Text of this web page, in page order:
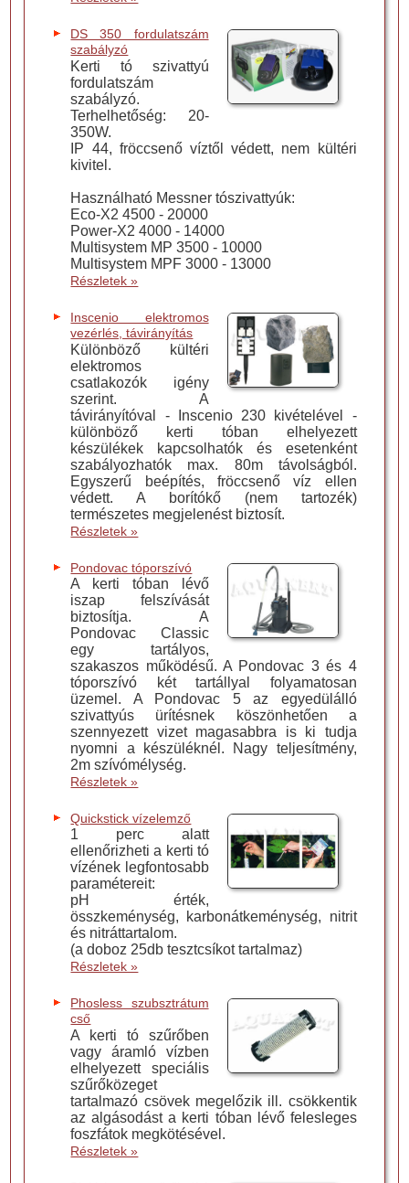
DS 350 fordulatszám
szabályzó
Kerti tó szivattyú
fordulatszám
szabályzó.
Terhelhetőség: 20-
350W.
IP 44, fröccsenő víztől védett, nem kültéri
kivitel.
Használható Messner tószivattyúk:
Eco-X2 4500 - 20000
Power-X2 4000 - 14000
Multisystem MP 3500 - 10000
Multisystem MPF 3000 - 13000
Részletek »
Inscenio elektromos
vezérlés, távirányítás
Különböző kültéri
elektromos
csatlakozók igény
szerint. A
távirányítóval - Inscenio 230 kivételével -
különböző kerti tóban elhelyezett
készülékek kapcsolhatók és esetenként
szabályozhatók max. 80m távolságból.
Egyszerű beépítés, fröccsenő víz ellen
védett. A borítókő (nem tartozék)
természetes megjelenést biztosít.
Részletek »
Pondovac tóporszívó
A kerti tóban lévő
iszap felszívását
biztosítja. A
Pondovac Classic
egy tartályos,
szakaszos működésű. A Pondovac 3 és 4
tóporszívó két tartállyal folyamatosan
üzemel. A Pondovac 5 az egyedülálló
szivattyús ürítésnek köszönhetően a
szennyezett vizet magasabbra is ki tudja
nyomni a készüléknél. Nagy teljesítmény,
2m szívómélység.
Részletek »
Quickstick vízelemző
1 perc alatt
ellenőrizheti a kerti tó
vízének legfontosabb
paramétereit:
pH érték,
összkeménység, karbonátkeménység, nitrit
és nitráttartalom.
(a doboz 25db tesztcsíkot tartalmaz)
Részletek »
Phosless szubsztrátum
cső
A kerti tó szűrőben
vagy áramló vízben
elhelyezett speciális
szűrőközeget
tartalmazó csövek megelőzik ill. csökkentik
az algásodást a kerti tóban lévő felesleges
foszfátok megkötésével.
Részletek »